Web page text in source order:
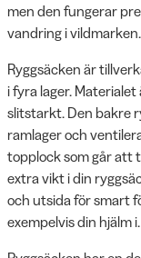
men den fungerar
vandring i vildmarken.
Ryggsäcken är
i fyra lager.
slitstarkt. Den bakre
ramlager och
topplock som går att
extra vikt i din
och utsida för smart
exempelvis din hjälm i.